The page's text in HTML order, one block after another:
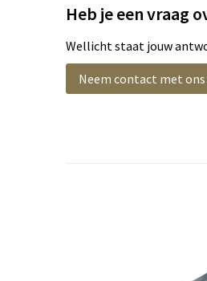
Heb je een vraag
Wellicht staat jouw
Neem contact met ons